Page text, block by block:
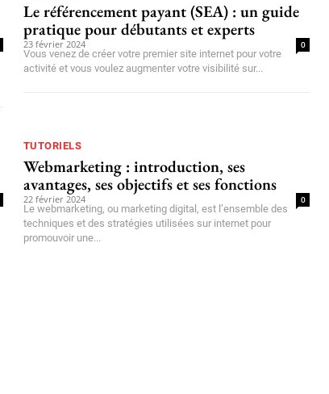
Le référencement payant (SEA) : un guide
pratique pour débutants et experts
23 février 2024 0
Vous venez de créer votre premier site internet pour votre
activité et vous voulez augmenter votre visibilité sur...
TUTORIELS
Webmarketing : introduction, ses
avantages, ses objectifs et ses fonctions
22 février 2024 0
Le webmarketing, ou marketing digital, est l’ensemble des
techniques et des stratégies utilisées sur internet pour
promouvoir une...